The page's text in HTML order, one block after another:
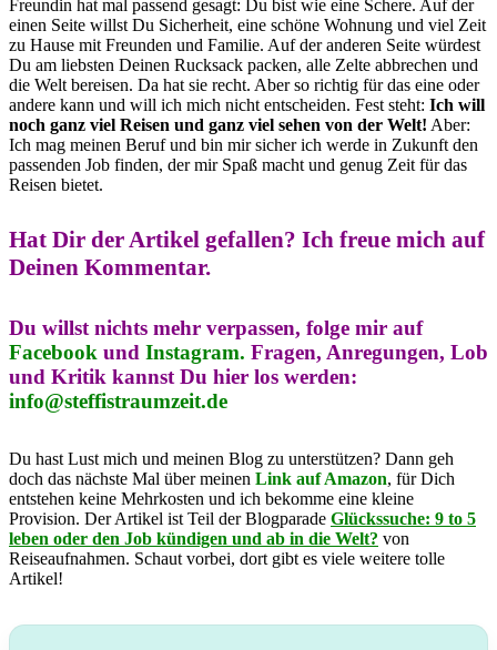
Freundin hat mal passend gesagt: Du bist wie eine Schere. Auf der
einen Seite willst Du Sicherheit, eine schöne Wohnung und viel Zeit
zu Hause mit Freunden und Familie. Auf der anderen Seite würdest
Du am liebsten Deinen Rucksack packen, alle Zelte abbrechen und
die Welt bereisen. Da hat sie recht. Aber so richtig für das eine oder
andere kann und will ich mich nicht entscheiden. Fest steht: Ich will
noch ganz viel Reisen und ganz viel sehen von der Welt! Aber:
Ich mag meinen Beruf und bin mir sicher ich werde in Zukunft den
passenden Job finden, der mir Spaß macht und genug Zeit für das
Reisen bietet.
Hat Dir der Artikel gefallen? Ich freue mich auf
Deinen Kommentar.
Du willst nichts mehr verpassen, folge mir auf
Facebook und Instagram. Fragen, Anregungen, Lob
und Kritik kannst Du hier los werden:
info@steffistraumzeit.de
Du hast Lust mich und meinen Blog zu unterstützen? Dann geh
doch das nächste Mal über meinen Link auf Amazon, für Dich
entstehen keine Mehrkosten und ich bekomme eine kleine
Provision. Der Artikel ist Teil der Blogparade Glückssuche: 9 to 5
leben oder den Job kündigen und ab in die Welt? von
Reiseaufnahmen. Schaut vorbei, dort gibt es viele weitere tolle
Artikel!